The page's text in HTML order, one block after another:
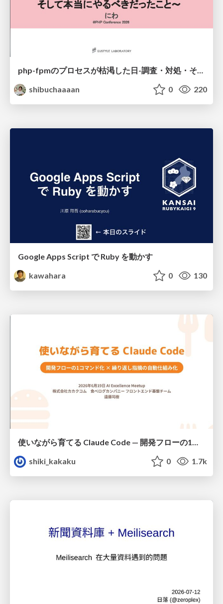
php-fpmのプロセスが枯渇した日-調査・対処・そして本当にやるべきだったこと-
shibuchaaaan
0 220
Google Apps Script で Ruby を動かす
kawahara
0 130
使いながら育てる Claude Code — 開発フローの1コマンド化 × 繰り返し指摘の自動仕組み化
shiki_kakaku
0 1.7k